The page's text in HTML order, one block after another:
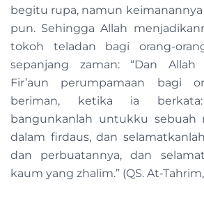
begitu rupa, namun
pun. Sehingga Allah
tokoh teladan bagi orang-
sepanjang zaman: “Dan
Fir’aun perumpamaan bagi
beriman, ketika ia
bangunkanlah untukku sebuah
dalam firdaus, dan
dan perbuatannya, dan
kaum yang zhalim.” (QS. At-Tahrim,